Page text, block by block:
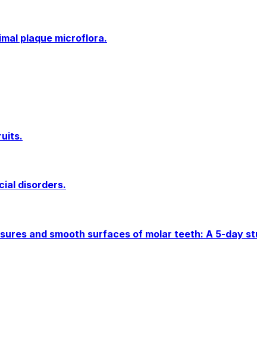
plaque microflora.
disorders.
and smooth surfaces of molar teeth: A 5-day